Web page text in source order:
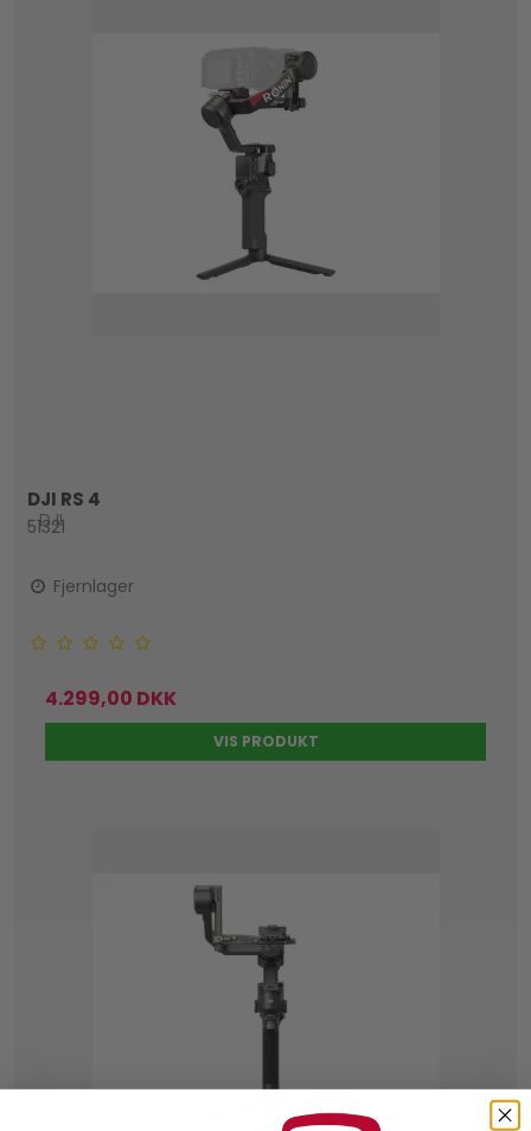
DJI RS 4
DJI
51321
Fjernlager
4.299,00 DKK
VIS PRODUKT